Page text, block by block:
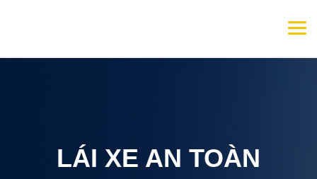
LÁI XE AN TOÀN